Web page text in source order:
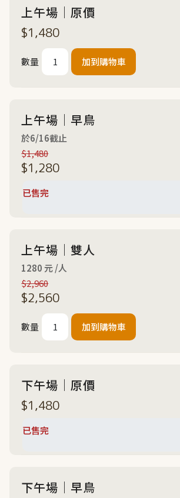
上午場｜原價
$1,480
數量
上午場｜早鳥
於6/16截止
$1,480
$1,280
上午場｜雙人
1280 元 /人
$2,960
$2,560
數量
下午場｜原價
$1,480
下午場｜早鳥